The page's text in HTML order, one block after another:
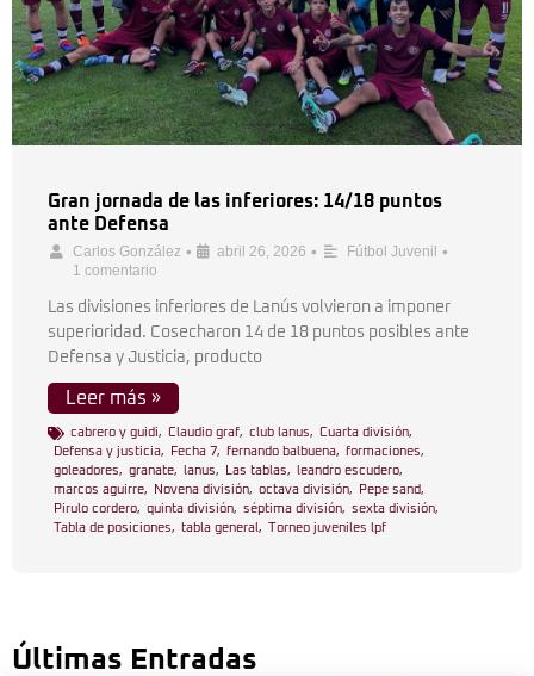
Gran jornada de las inferiores: 14/18 puntos
ante Defensa
Carlos González • abril 26, 2026 • Fútbol Juvenil •
1 comentario
Las divisiones inferiores de Lanús volvieron a imponer
superioridad. Cosecharon 14 de 18 puntos posibles ante
Defensa y Justicia, producto
Leer más »
cabrero y guidi, Claudio graf, club lanus, Cuarta división,
Defensa y justicia, Fecha 7, fernando balbuena, formaciones,
goleadores, granate, lanus, Las tablas, leandro escudero,
marcos aguirre, Novena división, octava división, Pepe sand,
Pirulo cordero, quinta división, séptima división, sexta división,
Tabla de posiciones, tabla general , Torneo juveniles lpf
Últimas Entradas